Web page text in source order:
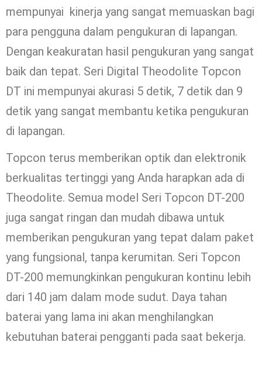
mempunyai kinerja yang sangat memuaskan bagi
para pengguna dalam pengukuran di lapangan.
Dengan keakuratan hasil pengukuran yang sangat
baik dan tepat. Seri Digital Theodolite Topcon
DT ini mempunyai akurasi 5 detik, 7 detik dan 9
detik yang sangat membantu ketika pengukuran
di lapangan.
Topcon terus memberikan optik dan elektronik
berkualitas tertinggi yang Anda harapkan ada di
Theodolite. Semua model Seri Topcon DT-200
juga sangat ringan dan mudah dibawa untuk
memberikan pengukuran yang tepat dalam paket
yang fungsional, tanpa kerumitan. Seri Topcon
DT-200 memungkinkan pengukuran kontinu lebih
dari 140 jam dalam mode sudut. Daya tahan
baterai yang lama ini akan menghilangkan
kebutuhan baterai pengganti pada saat bekerja.